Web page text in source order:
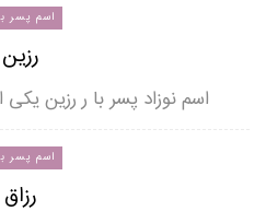
اسم پسر
رزین
اسم نوزاد پسر با ر رزین
اسم پسر
رزاق